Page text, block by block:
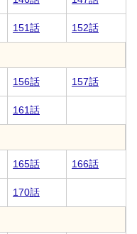
151話 152話
156話 157話
161話
165話 166話
170話